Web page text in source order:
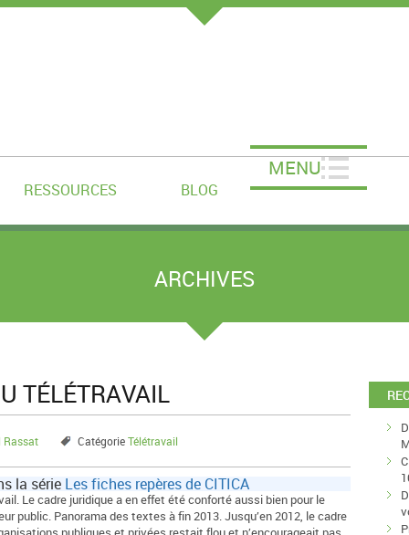
RESSOURCES BLOG
MENU
ARCHIVES
TÉLÉTRAVAIL
Rassat CatégorieTélétravail
la série Les fiches repères de CITICA
Le cadre juridique a en effet été conforté aussi bien pour le
public. Panorama des textes à fin 2013. Jusqu’en 2012, le cadre